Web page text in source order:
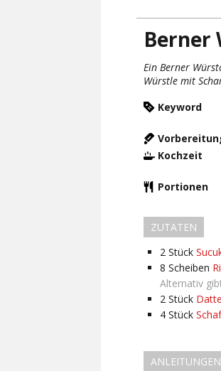
Berner
Ein Berner
Würstle mit
Keyword
Kochzeit
Portionen
ZUTATEN
2 Stück
8 Scheiben
Alternativ
2 Stück
4 Stück
ANLEITUNGEN